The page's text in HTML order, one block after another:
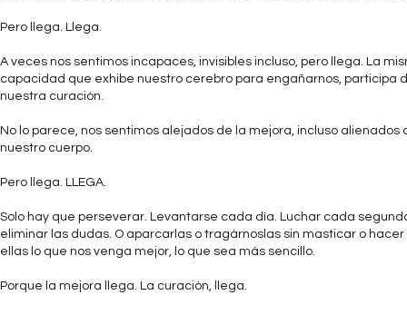
Pero llega. Llega.
A veces nos sentimos incapaces, invisibles incluso, pero llega. La
capacidad que exhibe nuestro cerebro para engañarnos, participa
nuestra curación.
No lo parece, nos sentimos alejados de la mejora, incluso alienados
nuestro cuerpo.
Pero llega. LLEGA.
Solo hay que perseverar. Levantarse cada día. Luchar cada
eliminar las dudas. O aparcarlas o tragárnoslas sin masticar o hacer
ellas lo que nos venga mejor, lo que sea más sencillo.
Porque la mejora llega. La curación, llega.